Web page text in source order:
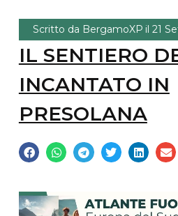
Scritto da BergamoXP il 21
IL SENTIERO
INCANTATO IN
PRESOLANA